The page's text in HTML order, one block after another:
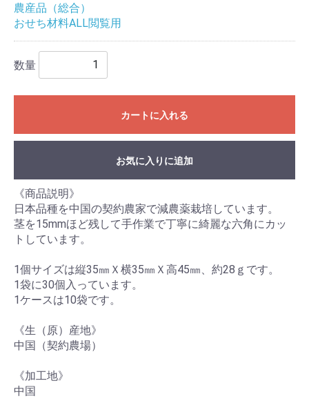
農産品（総合）
おせち材料ALL閲覧用
数量
カートに入れる
お気に入りに追加
《商品説明》
日本品種を中国の契約農家で減農薬栽培しています。
茎を15mmほど残して手作業で丁寧に綺麗な六角にカッ
トしています。
1個サイズは縦35㎜Ｘ横35㎜Ｘ高45㎜、約28ｇです。
1袋に30個入っています。
1ケースは10袋です。
《生（原）産地》
中国（契約農場）
《加工地》
中国